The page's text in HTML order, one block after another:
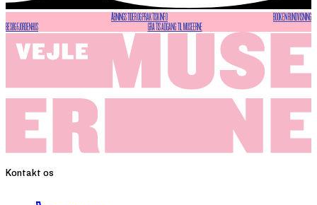
ÅBNINGSTIDER OG PRAKTISK INFO BOOK EN RUNDVISNING
BESØG FJORDENHUS GRATIS ADGANG TIL MUSEERNE
Kontakt os